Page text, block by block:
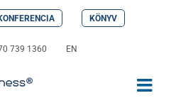
KÖNYV
739 1360 EN